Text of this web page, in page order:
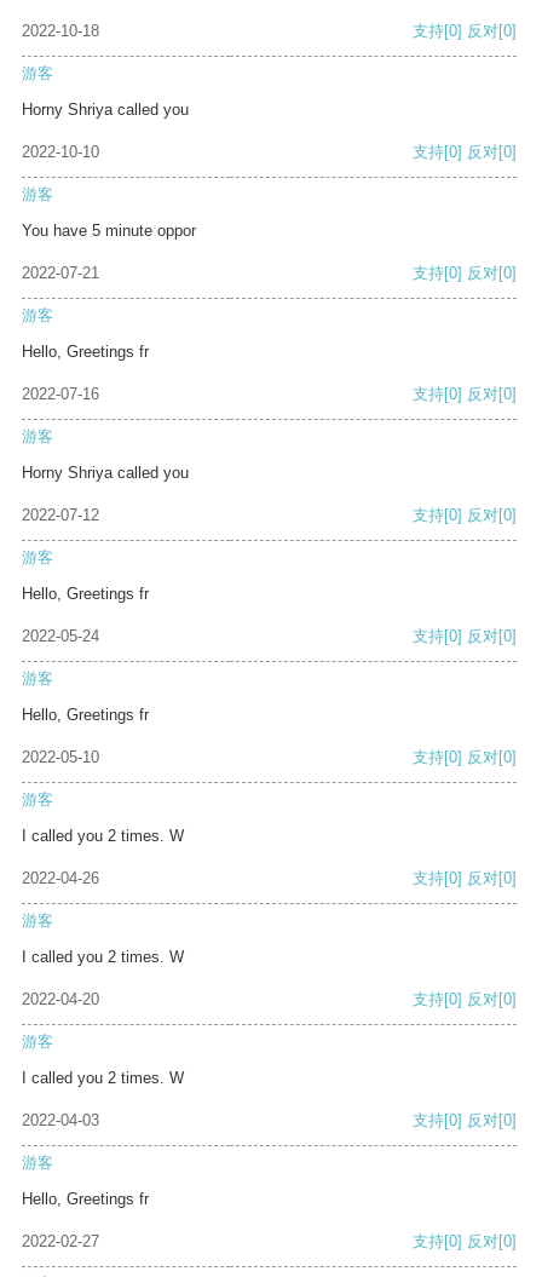
2022-10-18 支持[0] 反对[0]
游客
Horny Shriya called you
2022-10-10 支持[0] 反对[0]
游客
You have 5 minute oppor
2022-07-21 支持[0] 反对[0]
游客
Hello, Greetings fr
2022-07-16 支持[0] 反对[0]
游客
Horny Shriya called you
2022-07-12 支持[0] 反对[0]
游客
Hello, Greetings fr
2022-05-24 支持[0] 反对[0]
游客
Hello, Greetings fr
2022-05-10 支持[0] 反对[0]
游客
I called you 2 times. W
2022-04-26 支持[0] 反对[0]
游客
I called you 2 times. W
2022-04-20 支持[0] 反对[0]
游客
I called you 2 times. W
2022-04-03 支持[0] 反对[0]
游客
Hello, Greetings fr
2022-02-27 支持[0] 反对[0]